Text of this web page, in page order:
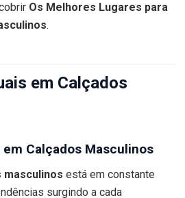
Os Melhores Lugares para
.
em Calçados
Calçados Masculinos
masculinos está em constante
surgindo a cada